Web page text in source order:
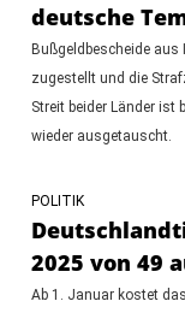
deutsche
Bußgeldbescheide
zugestellt und die
Streit beider Länder ist
wieder ausgetauscht.
POLITIK
2025 von 49
Ab 1. Januar kostet